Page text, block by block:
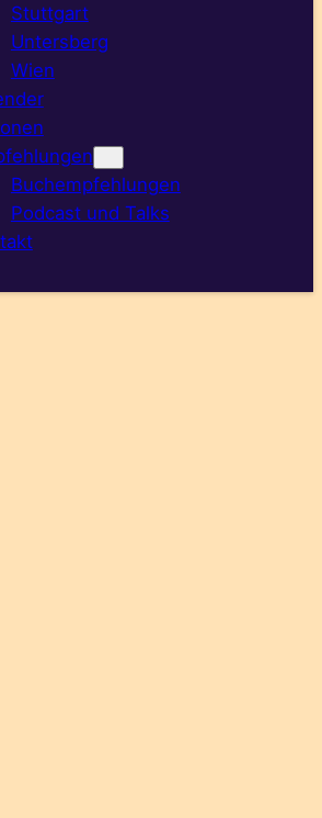
Stuttgart
Untersberg
Wien
Buchempfehlungen
Podcast und Talks